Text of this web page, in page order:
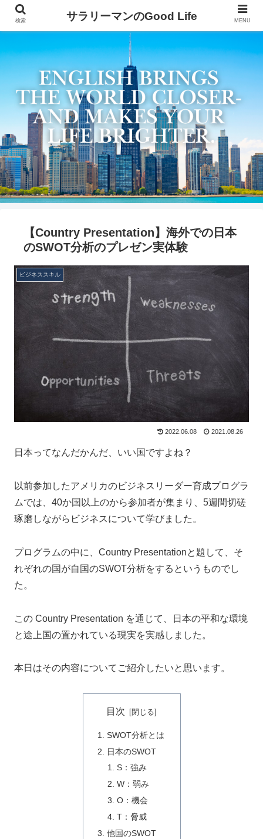
【Country Presentation】海外での日本
のSWOT分析のプレゼン実体験
ビジネススキル
2022.06.08 2021.08.26
日本ってなんだかんだ、いい国ですよね？
以前参加したアメリカのビジネスリーダー育成プログラ
ムでは、40か国以上のから参加者が集まり、5週間切磋
琢磨しながらビジネスについて学びました。
プログラムの中に、Country Presentationと題して、そ
れぞれの国が自国のSWOT分析をするというものでし
た。
この Country Presentation を通じて、日本の平和な環境
と途上国の置かれている現実を実感しました。
本日はその内容についてご紹介したいと思います。
目次
SWOT分析とは
日本のSWOT
S：強み
W：弱み
O：機会
T：脅威
他国のSWOT
検索 サラリーマンのGood Life MENU